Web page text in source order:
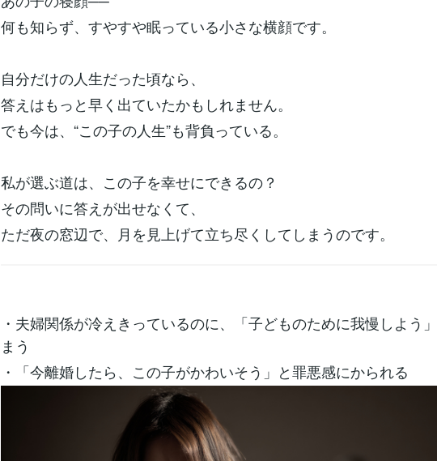
何も知らず、すやすや眠っている小さな横顔です。
自分だけの人生だった頃なら、
答えはもっと早く出ていたかもしれません。
でも今は、“この子の人生”も背負っている。
私が選ぶ道は、この子を幸せにできるの？
その問いに答えが出せなくて、
ただ夜の窓辺で、月を見上げて立ち尽くしてしまうのです。
・夫婦関係が冷えきっているのに、「子どものために我慢しよう
まう
・「今離婚したら、この子がかわいそう」と罪悪感にかられる